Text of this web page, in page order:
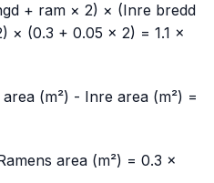
+ ram × 2) × (Inre bredd
× (0.3 + 0.05 × 2) = 1.1 ×
(m²) - Inre area (m²) =
area (m²) = 0.3 ×